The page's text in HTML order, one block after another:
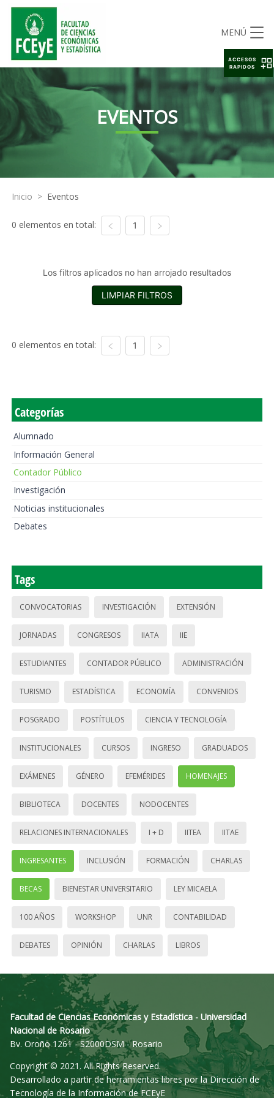
MENÚ
EVENTOS
Inicio > Eventos
0 elementos en total: 1
Los filtros aplicados no han arrojado resultados
LIMPIAR FILTROS
0 elementos en total: 1
Categorías
Alumnado
Información General
Contador Público
Investigación
Noticias institucionales
Debates
Tags
CONVOCATORIAS INVESTIGACIÓN EXTENSIÓN
JORNADAS CONGRESOS IIATA IIE
ESTUDIANTES CONTADOR PÚBLICO ADMINISTRACIÓN
TURISMO ESTADÍSTICA ECONOMÍA CONVENIOS
POSGRADO POSTÍTULOS CIENCIA Y TECNOLOGÍA
INSTITUCIONALES CURSOS INGRESO GRADUADOS
EXÁMENES GÉNERO EFEMÉRIDES HOMENAJES
BIBLIOTECA DOCENTES NODOCENTES
RELACIONES INTERNACIONALES I + D IITEA IITAE
INGRESANTES INCLUSIÓN FORMACIÓN CHARLAS
BECAS BIENESTAR UNIVERSITARIO LEY MICAELA
100 AÑOS WORKSHOP UNR CONTABILIDAD
DEBATES OPINIÓN CHARLAS LIBROS
Facultad de Ciencias Económicas y Estadística - Universidad
Nacional de Rosario
Bv. Oroño 1261 - S2000DSM - Rosario
Copyright © 2021. All Rights Reserved.
Desarrollado a partir de herramientas libres por la Dirección de
Tecnología de la Información de FCEyE
ACCESOS
RAPIDOS